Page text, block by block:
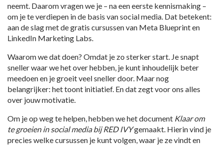
neemt. Daarom vragen we je – na een eerste kennismaking –
om je te verdiepen in de basis van social media. Dat betekent:
aan de slag met de gratis cursussen van Meta Blueprint en
LinkedIn Marketing Labs.
Waarom we dat doen? Omdat je zo sterker start. Je snapt
sneller waar we het over hebben, je kunt inhoudelijk beter
meedoen en je groeit veel sneller door. Maar nog
belangrijker: het toont initiatief. En dat zegt voor ons alles
over jouw motivatie.
Om je op weg te helpen, hebben we het document Klaar om
te groeien in social media bij RED IVYgemaakt. Hierin vind je
precies welke cursussen je kunt volgen, waar je ze vindt en